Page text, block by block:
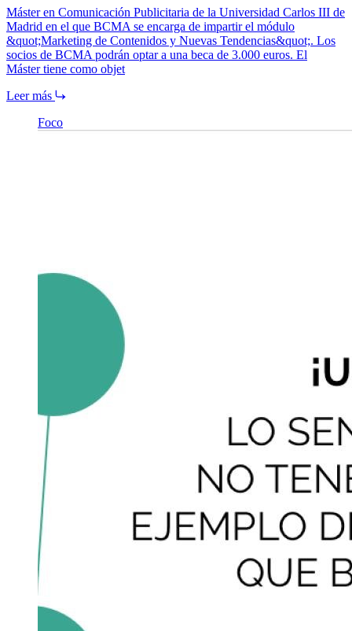
Máster en Comunicación Publicitaria de la Universidad Carlos III de
Madrid en el que BCMA se encarga de impartir el módulo
&quot;Marketing de Contenidos y Nuevas Tendencias&quot;. Los
socios de BCMA podrán optar a una beca de 3.000 euros. El
Máster tiene como objet
Leer más
Foco